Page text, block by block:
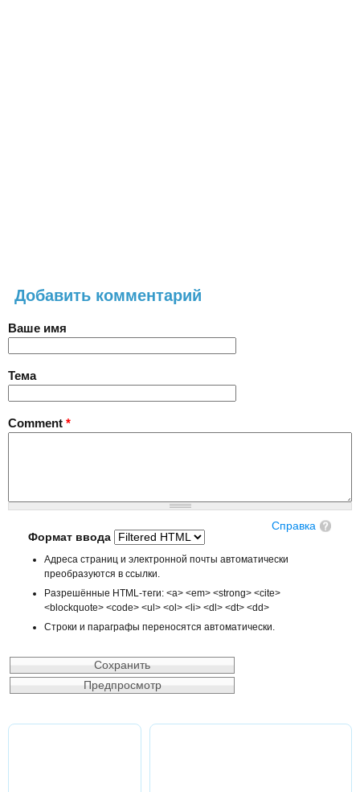
Добавить комментарий
Ваше имя
Тема
Comment *
Справка
Формат ввода
Адреса страниц и электронной почты автоматически
преобразуются в ссылки.
Разрешённые HTML-теги: <a> <em> <strong> <cite>
<blockquote> <code> <ul> <ol> <li> <dl> <dt> <dd>
Строки и параграфы переносятся автоматически.